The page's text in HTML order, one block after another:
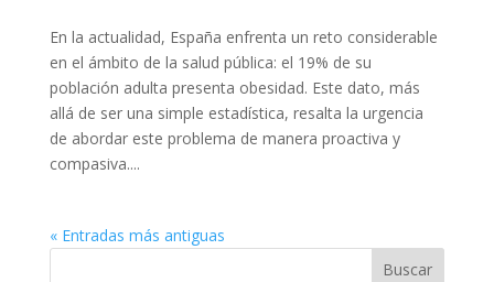
En la actualidad, España enfrenta un reto considerable
en el ámbito de la salud pública: el 19% de su
población adulta presenta obesidad. Este dato, más
allá de ser una simple estadística, resalta la urgencia
de abordar este problema de manera proactiva y
compasiva....
« Entradas más antiguas
Buscar